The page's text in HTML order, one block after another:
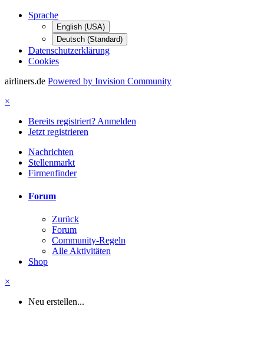
Sprache
English (USA)
Deutsch (Standard)
Datenschutzerklärung
Cookies
airliners.de Powered by Invision Community
×
Bereits registriert? Anmelden
Jetzt registrieren
Nachrichten
Stellenmarkt
Firmenfinder
Forum
Zurück
Forum
Community-Regeln
Alle Aktivitäten
Shop
×
Neu erstellen...